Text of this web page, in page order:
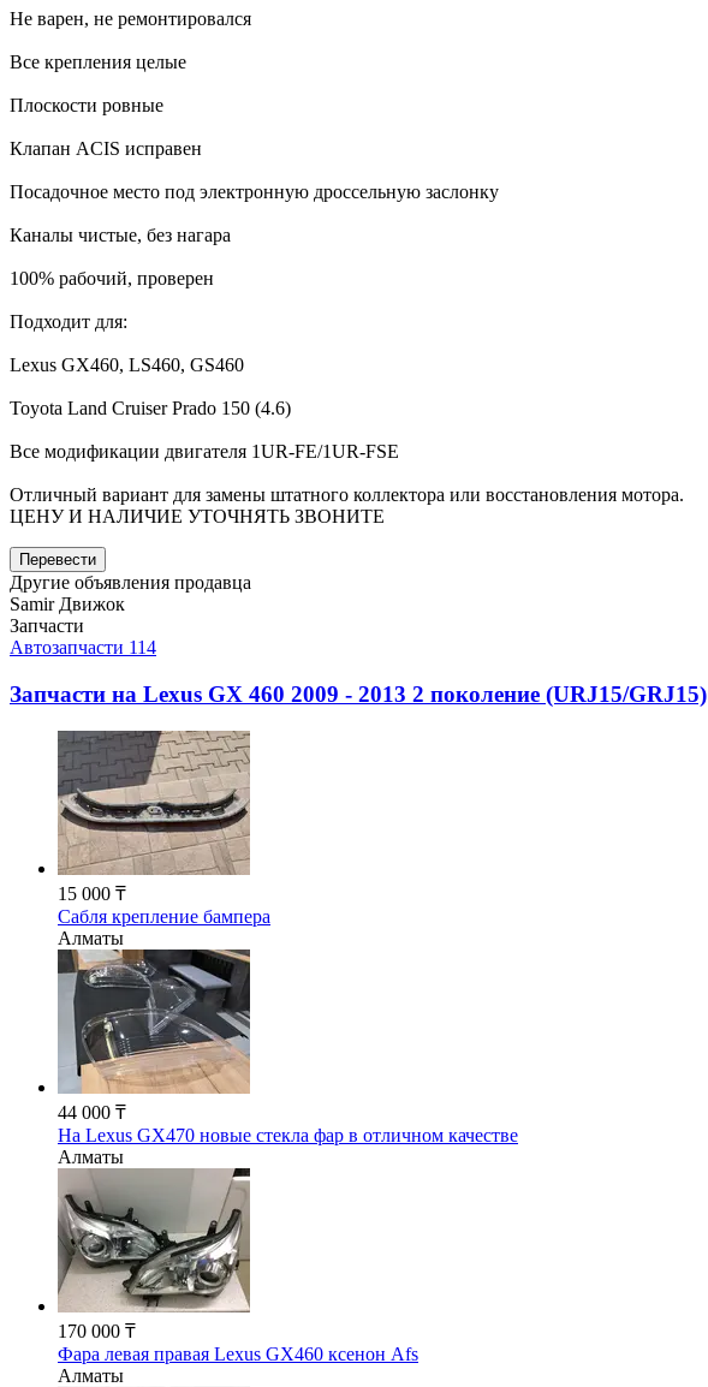
Не варен, не ремонтировался
Все крепления целые
Плоскости ровные
Клапан ACIS исправен
Посадочное место под электронную дроссельную заслонку
Каналы чистые, без нагара
100% рабочий, проверен
Подходит для:
Lexus GX460, LS460, GS460
Toyota Land Cruiser Prado 150 (4.6)
Все модификации двигателя 1UR-FE/1UR-FSE
Отличный вариант для замены штатного коллектора или восстановления мотора.
ЦЕНУ И НАЛИЧИЕ УТОЧНЯТЬ ЗВОНИТЕ
Перевести
Другие объявления продавца
Samir Движок
Запчасти
Автозапчасти 114
Запчасти на Lexus GX 460 2009 - 2013 2 поколение (URJ15/GRJ15)
15 000 ₸
Сабля крепление бампера
Алматы
44 000 ₸
На Lexus GX470 новые стекла фар в отличном качестве
Алматы
170 000 ₸
Фара левая правая Lexus GX460 ксенон Afs
Алматы